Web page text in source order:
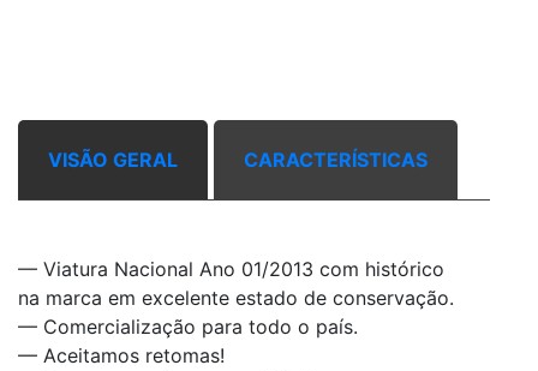
VISÃO GERAL CARACTERÍSTICAS
— Viatura Nacional Ano 01/2013 com histórico
na marca em excelente estado de conservação.
— Comercialização para todo o país.
— Aceitamos retomas!